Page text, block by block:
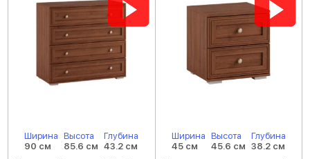
Ширина
90 см
Высота
85.6 см
Глубина
43.2 см
Ширина
45 см
Высота
45.6 см
Глубина
38.2 см